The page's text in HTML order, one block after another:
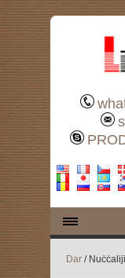
Dar /